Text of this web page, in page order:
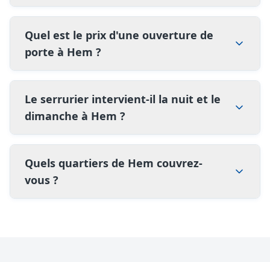
Quel est le prix d'une ouverture de
porte à Hem ?
Le serrurier intervient-il la nuit et le
dimanche à Hem ?
Quels quartiers de Hem couvrez-
vous ?